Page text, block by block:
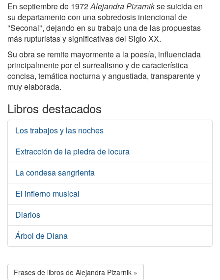
En septiembre de 1972Alejandra Pizarnikse suicida en
su departamento con una sobredosis intencional de
"Seconal", dejando en su trabajo una de las propuestas
más rupturistas y significativas del Siglo XX.
Su obra se remite mayormente a la poesía, influenciada
principalmente por el surrealismo y de característica
concisa, temática nocturna y angustiada, transparente y
muy elaborada.
Libros destacados
Los trabajos y las noches
Extracción de la piedra de locura
La condesa sangrienta
El infierno musical
Diarios
Árbol de Diana
Frases de libros de Alejandra Pizarnik »